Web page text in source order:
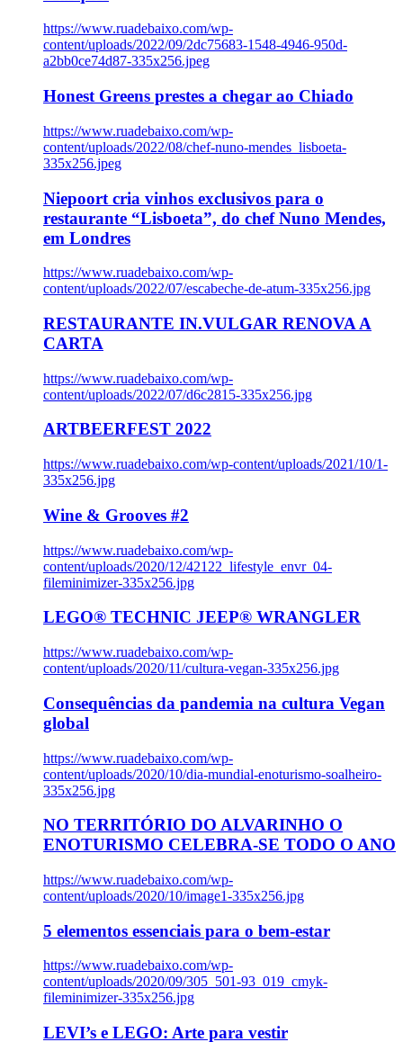
https://www.ruadebaixo.com/wp-
content/uploads/2022/09/2dc75683-1548-4946-950d-
a2bb0ce74d87-335x256.jpeg
Honest Greens prestes a chegar ao Chiado
https://www.ruadebaixo.com/wp-
content/uploads/2022/08/chef-nuno-mendes_lisboeta-
335x256.jpeg
Niepoort cria vinhos exclusivos para o
restaurante “Lisboeta”, do chef Nuno Mendes,
em Londres
https://www.ruadebaixo.com/wp-
content/uploads/2022/07/escabeche-de-atum-335x256.jpg
RESTAURANTE IN.VULGAR RENOVA A
CARTA
https://www.ruadebaixo.com/wp-
content/uploads/2022/07/d6c2815-335x256.jpg
ARTBEERFEST 2022
https://www.ruadebaixo.com/wp-content/uploads/2021/10/1-
335x256.jpg
Wine & Grooves #2
https://www.ruadebaixo.com/wp-
content/uploads/2020/12/42122_lifestyle_envr_04-
fileminimizer-335x256.jpg
LEGO® TECHNIC JEEP® WRANGLER
https://www.ruadebaixo.com/wp-
content/uploads/2020/11/cultura-vegan-335x256.jpg
Consequências da pandemia na cultura Vegan
global
https://www.ruadebaixo.com/wp-
content/uploads/2020/10/dia-mundial-enoturismo-soalheiro-
335x256.jpg
NO TERRITÓRIO DO ALVARINHO O
ENOTURISMO CELEBRA-SE TODO O ANO
https://www.ruadebaixo.com/wp-
content/uploads/2020/10/image1-335x256.jpg
5 elementos essenciais para o bem-estar
https://www.ruadebaixo.com/wp-
content/uploads/2020/09/305_501-93_019_cmyk-
fileminimizer-335x256.jpg
LEVI’s e LEGO: Arte para vestir